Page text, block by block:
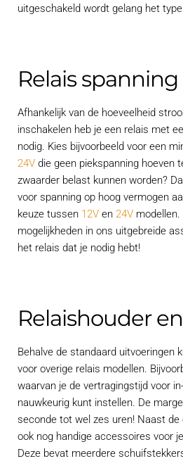
uitgeschakeld wordt gelang het type.
Relais spanning
Afhankelijk van de hoeveelheid
inschakelen heb je een relais met
nodig. Kies bijvoorbeeld voor een
24Vdie geen piekspanning hoeven
zwaarder belast kunnen worden?
voor spanning op hoog vermogen
keuze tussen 12Ven 24Vmodellen.
mogelijkheden in ons uitgebreide
het relais dat je nodig hebt!
Relaishouder
Behalve de standaard uitvoeringen
voor overige relais modellen.
waarvan je de vertragingstijd voor
nauwkeurig kunt instellen. De
seconde tot wel zes uren! Naast
ook nog handige accessoires voor
Deze bevat meerdere